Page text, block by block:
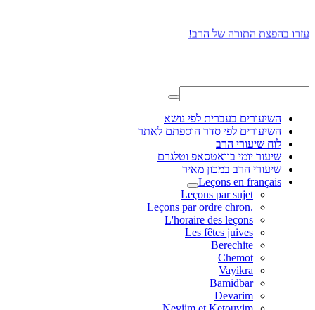
עזרו בהפצת התורה של הרב!
השיעורים בעברית לפי נושא
השיעורים לפי סדר הוספתם לאתר
לוח שיעורי הרב
שיעור יומי בוואטסאפ וטלגרם
שיעורי הרב במכון מאיר
Leçons en français
Leçons par sujet
.Leçons par ordre chron
L'horaire des leçons
Les fêtes juives
Berechite
Chemot
Vayikra
Bamidbar
Devarim